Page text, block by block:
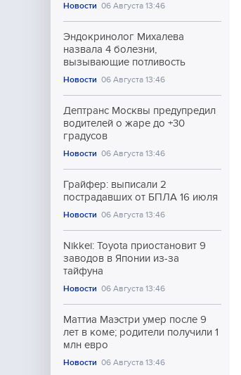
Новости 06 Августа 13:46
Эндокринолог Михалева
назвала 4 болезни,
вызывающие потливость
Новости 06 Августа 13:46
Дептранс Москвы предупредил
водителей о жаре до +30
градусов
Новости 06 Августа 13:46
Грайфер: выписали 2
пострадавших от БПЛА 16 июля
Новости 06 Августа 13:46
Nikkei: Toyota приостановит 9
заводов в Японии из-за
тайфуна
Новости 06 Августа 13:46
Маттиа Маэстри умер после 9
лет в коме; родители получили 1
млн евро
Новости 06 Августа 13:46